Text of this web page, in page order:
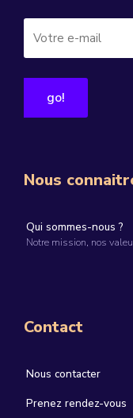
Nous
Qui sommes-nous ?
Notre mission, nos
Contact
Nous contacter
Prenez rendez-vous